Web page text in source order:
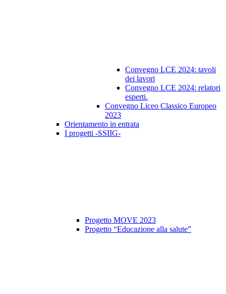
Convegno LCE 2024: tavoli
dei lavori
Convegno LCE 2024: relatori
esperti.
Convegno Liceo Classico Europeo
2023
Orientamento in entrata
I progetti -SSIIG-
Progetto MOVE 2023
Progetto “Educazione alla salute”